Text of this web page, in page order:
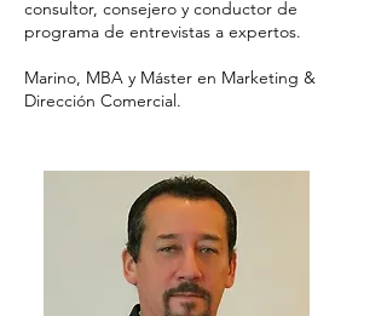
consultor, consejero y conductor de
programa de entrevistas a expertos.
Marino, MBA y Máster en Marketing &
Dirección Comercial.